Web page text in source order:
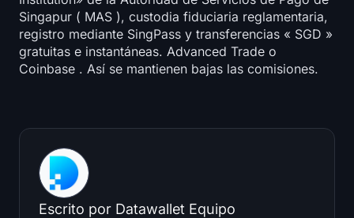
Singapur ( MAS ), custodia fiduciaria reglamentaria,
registro mediante SingPass y transferencias « SGD »
gratuitas e instantáneas. Advanced Trade o
Coinbase . Así se mantienen bajas las comisiones.
Escrito por Datawallet Equipo